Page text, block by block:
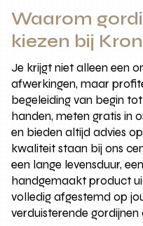
Waarom
kiezen bij
Je krijgt niet alleen een
afwerkingen, maar
begeleiding van begin
handen, meten gratis in
en bieden altijd advies
kwaliteit staan bij ons
een lange levensduur,
handgemaakt product
volledig afgestemd op
verduisterende